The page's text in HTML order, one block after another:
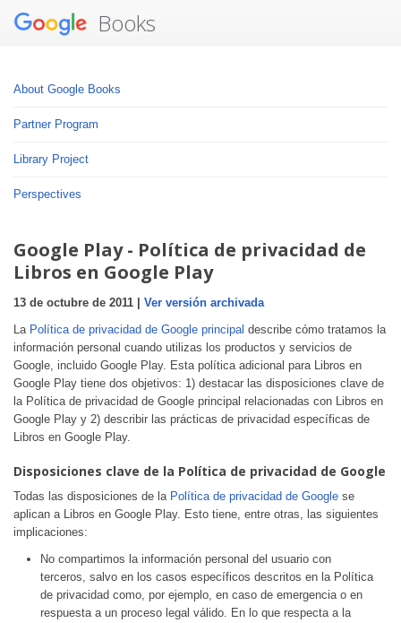
Books
About Google Books
Partner Program
Library Project
Perspectives
Google Play - Política de privacidad de
Libros en Google Play
13 de octubre de 2011 | Ver versión archivada
La Política de privacidad de Google principal describe cómo tratamos la
información personal cuando utilizas los productos y servicios de
Google, incluido Google Play. Esta política adicional para Libros en
Google Play tiene dos objetivos: 1) destacar las disposiciones clave de
la Política de privacidad de Google principal relacionadas con Libros en
Google Play y 2) describir las prácticas de privacidad específicas de
Libros en Google Play.
Disposiciones clave de la Política de privacidad de Google
Todas las disposiciones de la Política de privacidad de Google se
aplican a Libros en Google Play. Esto tiene, entre otras, las siguientes
implicaciones:
No compartimos la información personal del usuario con
terceros, salvo en los casos específicos descritos en la Política
de privacidad como, por ejemplo, en caso de emergencia o en
respuesta a un proceso legal válido. En lo que respecta a la